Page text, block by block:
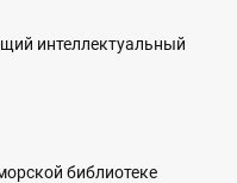
интеллектуальный
библиотеке